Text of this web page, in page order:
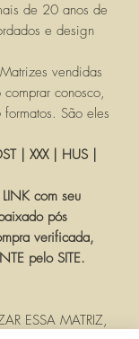
de 20 anos de
e design
vendidas
conosco,
São eles
| XXX | HUS |
com seu
pós
verificada,
pelo SITE.
ESSA MATRIZ,